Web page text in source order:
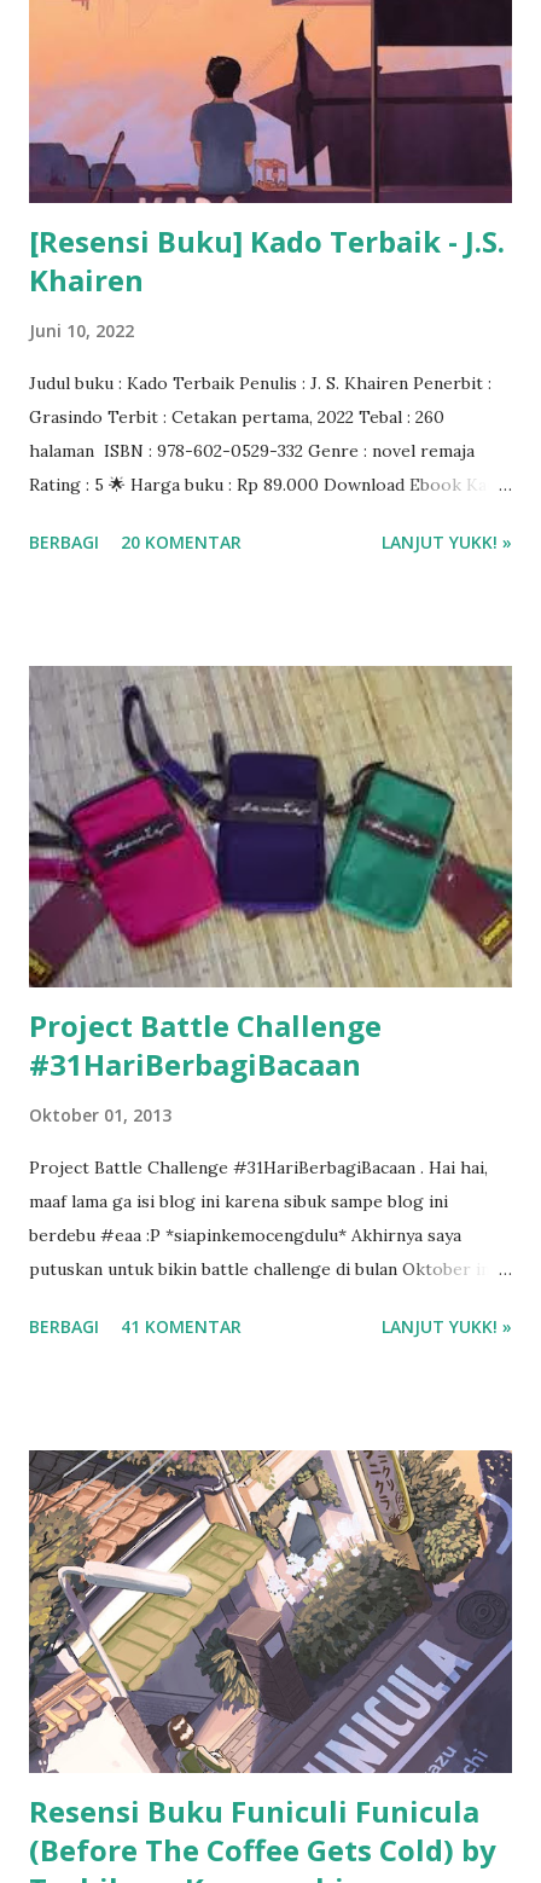
[Resensi Buku] Kado Terbaik - J.S.
Khairen
Juni 10, 2022
Judul buku : Kado Terbaik Penulis : J. S. Khairen Penerbit :
Grasindo Terbit : Cetakan pertama, 2022 Tebal : 260
halaman ISBN : 978-602-0529-332 Genre : novel remaja
Rating : 5 🌟 Harga buku : Rp 89.000 Download Ebook Kado
Gramedia.com atau Shopee ❤❤❤
BERBAGI 20 KOMENTAR LANJUT YUKK! »
Project Battle Challenge
#31HariBerbagiBacaan
Oktober 01, 2013
Project Battle Challenge #31HariBerbagiBacaan . Hai hai,
maaf lama ga isi blog ini karena sibuk sampe blog ini
berdebu #eaa :P *siapinkemocengdulu* Akhirnya saya
putuskan untuk bikin battle challenge di bulan Oktober ini
temen diskusi tentang buku, saya jadi lebih semangat buat
BERBAGI 41 KOMENTAR LANJUT YUKK! »
Resensi Buku Funiculi Funicula
(Before The Coffee Gets Cold) by